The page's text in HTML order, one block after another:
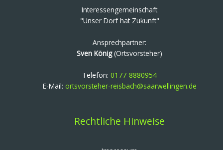
Interessengemeinschaft
"Unser Dorf hat Zukunft"
Ansprechpartner:
Sven König(Ortsvorsteher)
Telefon:0177-8880954
E-Mail: ortsvorsteher-reisbach@saarwellingen.de
Rechtliche Hinweise